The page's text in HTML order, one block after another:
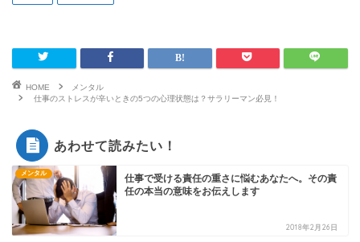
HOME
メンタル
仕事のストレスが辛いときの5つの心理状態は？サラリーマン必見！
あわせて読みたい！
メンタル
仕事で受ける責任の重さに悩むあなたへ。その責
任の本当の意味をお伝えします
2018年2月26日